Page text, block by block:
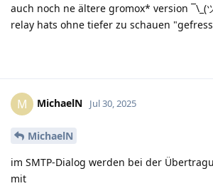
auch noch ne ältere gromox* version ¯\_(
relay hats ohne tiefer zu schauen
M MichaelN Jul 30, 2025
MichaelN
im SMTP-Dialog werden bei der
mit